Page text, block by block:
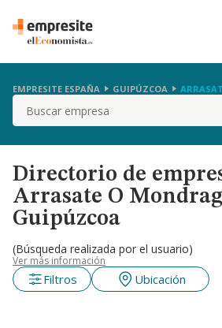
EMPRESITE ESPAÑA GUIPÚZCOA
Buscar
Directorio de
Arrasate O
Guipúzcoa
(Búsqueda realizada por el usuario)
Ver más información
Filtros Ubicación